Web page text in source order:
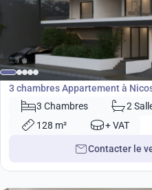
395 000
Appartement
3 chambres Appartement à
3 Chambres
2
128 m²
+ VAT
Contacter le